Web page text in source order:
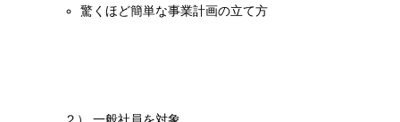
驚くほど簡単な事業計画の立て方